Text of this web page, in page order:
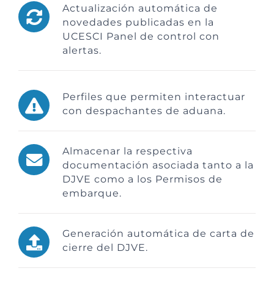
Actualización automática de
novedades publicadas en la
UCESCI Panel de control con
alertas.
Perfiles que permiten interactuar
con despachantes de aduana.
Almacenar la respectiva
documentación asociada tanto a la
DJVE como a los Permisos de
embarque.
Generación automática de carta de
cierre del DJVE.